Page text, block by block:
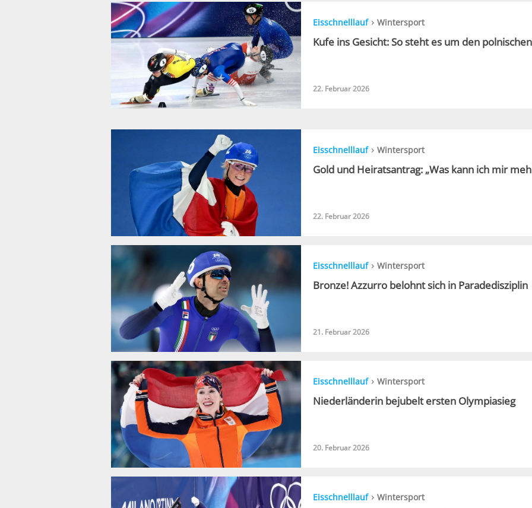
Eisschnelllauf› Wintersport
Kufe ins Gesicht: So steht es um den
22. Februar 2026
Eisschnelllauf› Wintersport
Gold und Heiratsantrag: „Was kann ich mir
22. Februar 2026
Eisschnelllauf› Wintersport
Bronze! Azzurro belohnt sich in Paradedisziplin
21. Februar 2026
Eisschnelllauf› Wintersport
Niederländerin bejubelt ersten Olympiasieg
20. Februar 2026
Eisschnelllauf› Wintersport